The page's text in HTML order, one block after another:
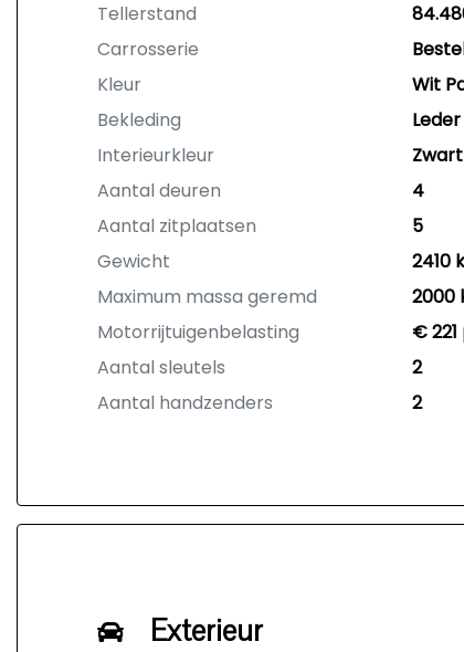
Tellerstand
Carrosserie
Kleur
Wit
Bekleding
Leder
Interieurkleur
Zwart
Aantal deuren
4
Aantal zitplaatsen
5
Gewicht
2410
Maximum massa geremd
2000
Motorrijtuigenbelasting
€
Aantal sleutels
2
Aantal handzenders
2
Exterieur